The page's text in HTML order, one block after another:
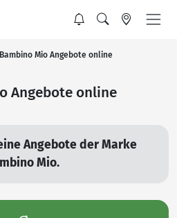
Bambino Mio Angebote online
Angebote online
Angebote der Marke
Mio.